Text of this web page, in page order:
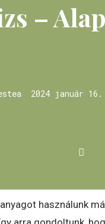
–
2024 január 16.
használunk